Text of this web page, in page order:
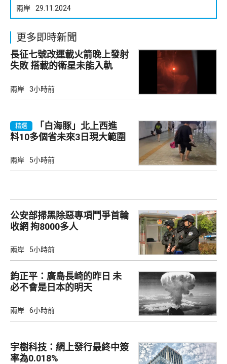
兩岸 29.11.2024
更多即時新聞
長征七號改運載火箭晚上發射
失敗 搭載的衛星未能入軌
兩岸 3小時前
精選
「白海豚」北上西進
料10多個省未來3日現大範圍
兩岸 5小時前
公安部掃黑除惡專項鬥爭首輪
收網 拘8000多人
兩岸 5小時前
鈞正平：廣島長崎的昨日 未
必不會是日本的明天
兩岸 6小時前
宇樹科技：網上發行最終中簽
率為0.018%